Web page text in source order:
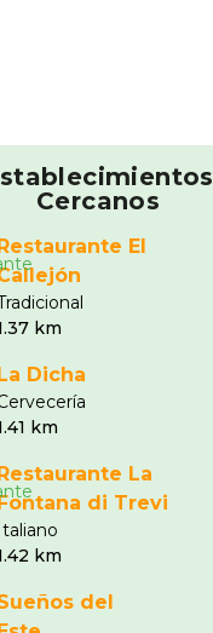
Cercanos
El
km
Dicha
km
La
di Trevi
km
del